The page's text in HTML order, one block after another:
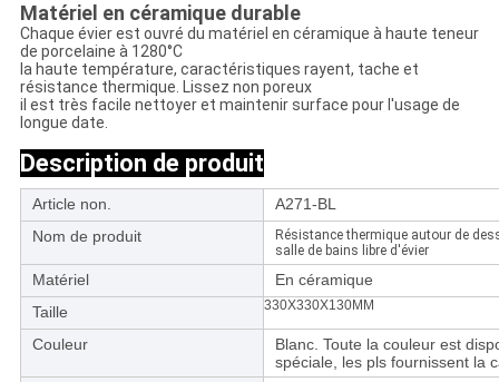
Matériel en céramique durable
Chaque évier est ouvré du matériel en céramique à haute teneur
de porcelaine à 1280°C
la haute température, caractéristiques rayent, tache et
résistance thermique. Lissez non poreux
il est très facile nettoyer et maintenir surface pour l'usage de
longue date.
Description de produit
Article non.
A271-BL
Nom de produit
Résistance thermique autour de
salle de bains libre d'évier
Matériel
En céramique
Taille
330X330X130MM
Couleur
Blanc. Toute la couleur est
spéciale, les pls fournissent la